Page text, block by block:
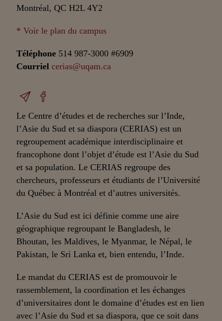
Montréal, QC H2L 4Y2
* Voir le plan du campus
Téléphone 514 987-3000 #6909
Courriel cerias@uqam.ca
Le Centre d’études et de recherches sur l’Inde,
l’Asie du Sud et sa diaspora (CERIAS) est un
regroupement académique interdisciplinaire et
francophone dont l’objet d’étude est l’Asie du Sud
et sa population. Le CERIAS regroupe des
chercheurs, professeurs et étudiants de l’Université
du Québec à Montréal et d’autres universités.
L’Asie du Sud est ici définie comme une aire
géographique regroupant le Bangladesh, le
Bhoutan, les Maldives, le Myanmar, le Népal, le
Pakistan, le Sri Lanka et, bien entendu, l’Inde.
Le mandat du CERIAS est de promouvoir le
rassemblement, la coordination et les échanges
d’universitaires dont le domaine d’études est en lien
avec l’Asie du Sud et sa diaspora, que ce soit dans